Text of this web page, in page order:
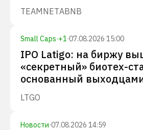
TEAMNETABNB
Small Caps·+1·07.08.2026 15:00
IPO Latigo: на биржу
«секретный» биотех-
основанный
LTGO
Новости·07.08.2026 14:59